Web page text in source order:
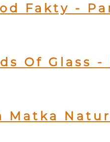
Fakty -
Of Glass -
Matka